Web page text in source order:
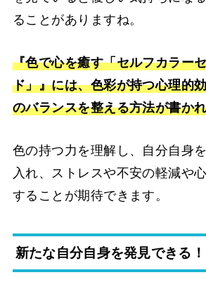
ることがありますね。
『色で心を癒す「セルフカラー
ド」』には、色彩が持つ心理的
のバランスを整える方法が書か
色の持つ力を理解し、自分自身
入れ、ストレスや不安の軽減や
することが期待できます。
新たな自分自身を発見できる！